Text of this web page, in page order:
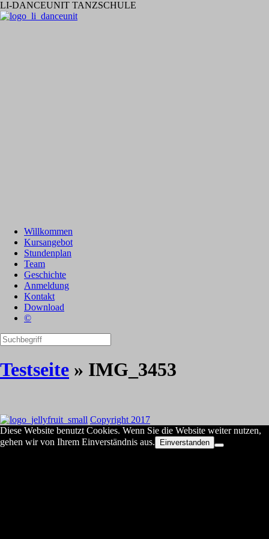
LI-DANCEUNIT TANZSCHULE
Willkommen
Kursangebot
Stundenplan
Team
Geschichte
Anmeldung
Kontakt
Download
©
Testseite » IMG_3453
Copyright 2017
Diese Website benutzt Cookies. Wenn Sie die Website weiter nutzen,
gehen wir von Ihrem Einverständnis aus.
Einverstanden